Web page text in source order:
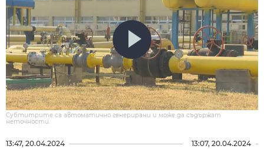
Субтитрите са автоматично генерирани и може да съдържат
неточности.
13:47, 20.04.2024 13:07, 20.04.2024